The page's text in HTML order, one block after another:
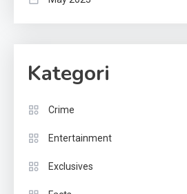
Kategori
Crime
Entertainment
Exclusives